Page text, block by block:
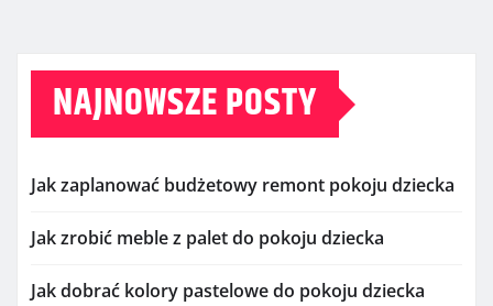
NAJNOWSZE POSTY
Jak zaplanować budżetowy remont pokoju dziecka
Jak zrobić meble z palet do pokoju dziecka
Jak dobrać kolory pastelowe do pokoju dziecka